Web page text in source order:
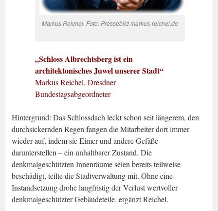
Markus Reichel. Foto: Pressebild markus-reichel.de
„Schloss Albrechtsberg ist ein
architektonisches Juwel unserer Stadt“
Markus Reichel, Dresdner
Bundestagsabgeordneter
Hintergrund: Das Schlossdach leckt schon seit längerem, den
durchsickernden Regen fangen die Mitarbeiter dort immer
wieder auf, indem sie Eimer und andere Gefäße
darunterstellen – ein unhaltbarer Zustand. Die
denkmalgeschützten Innenräume seien bereits teilweise
beschädigt, teilte die Stadtverwaltung mit. Ohne eine
Instandsetzung drohe langfristig der Verlust wertvoller
denkmalgeschützter Gebäudeteile, ergänzt Reichel.